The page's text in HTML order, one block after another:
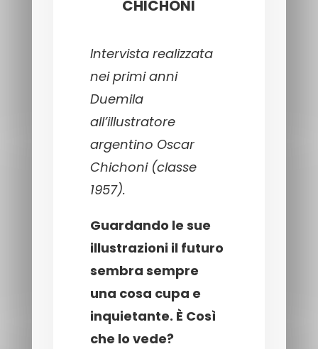
CHICHONI
Intervista realizzata
nei primi anni
Duemila
all’illustratore
argentino Oscar
Chichoni (classe
1957).
Guardando le sue
illustrazioni il futuro
sembra sempre
una cosa cupa e
inquietante. È Così
che lo vede?